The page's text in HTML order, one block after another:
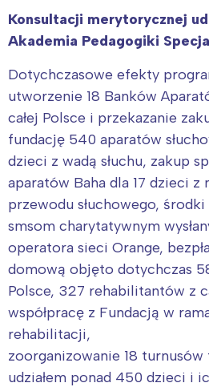
Konsultacji merytorycznej
Akademia Pedagogiki
Dotychczasowe efekty
utworzenie 18 Banków
całej Polsce i przekazanie
fundację 540 aparatów
dzieci z wadą słuchu, zakup
aparatów Baha dla 17 dzieci
przewodu słuchowego,
smsom charytatywnym
operatora sieci Orange,
domową objęto dotychczas
Polsce, 327 rehabilitantów z
współpracę z Fundacją w
rehabilitacji,
zoorganizowanie 18
udziałem ponad 450 dzieci i